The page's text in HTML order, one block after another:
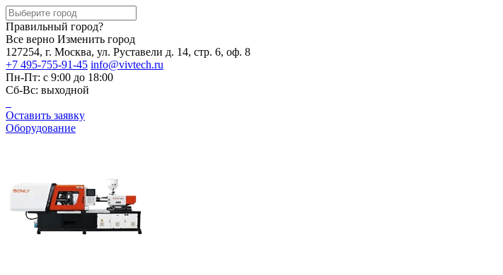
Правильный город?
Все верно Изменить город
127254, г. Москва, ул. Руставели д. 14, стр. 6, оф. 8
+7 495-755-91-45 info@vivtech.ru
Пн-Пт: с 9:00 до 18:00
Сб-Вс: выходной
Оставить заявку
Оборудование